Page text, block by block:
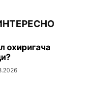
охиригача